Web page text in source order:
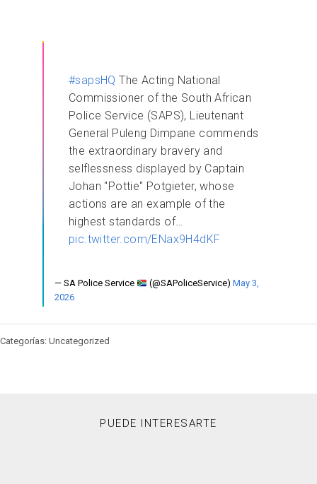
#sapsHQ The Acting National
Commissioner of the South African
Police Service (SAPS), Lieutenant
General Puleng Dimpane commends
the extraordinary bravery and
selflessness displayed by Captain
Johan "Pottie" Potgieter, whose
actions are an example of the
highest standards of…
pic.twitter.com/ENax9H4dKF
— SA Police Service (@SAPoliceService) May 3,
2026
Categorías: Uncategorized
PUEDE INTERESARTE